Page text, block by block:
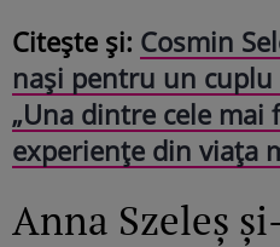
Citeşte și: Cosmin
nași pentru un
„Una dintre cele mai
experiențe din viața
Anna Szeleș